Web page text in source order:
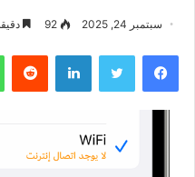
سبتمبر 24, 2025 92
فيسبوك تويتر لينكدإن